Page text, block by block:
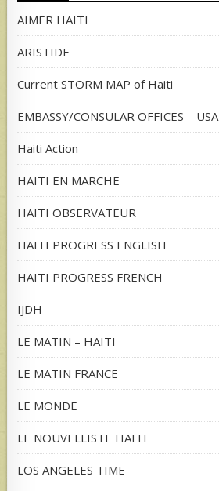
AIMER HAITI
ARISTIDE
Current STORM MAP of Haiti
EMBASSY/CONSULAR OFFICES – USA
Haiti Action
HAITI EN MARCHE
HAITI OBSERVATEUR
HAITI PROGRESS ENGLISH
HAITI PROGRESS FRENCH
IJDH
LE MATIN – HAITI
LE MATIN FRANCE
LE MONDE
LE NOUVELLISTE HAITI
LOS ANGELES TIME